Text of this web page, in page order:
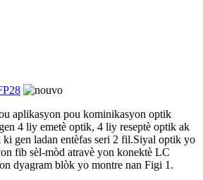
aplikasyon pou kominikasyon optik
4 liy emetè optik, 4 liy reseptè optik ak
gen ladan entèfas seri 2 fil.Siyal optik yo
fib sèl-mòd atravè yon konektè LC
dyagram blòk yo montre nan Figi 1.